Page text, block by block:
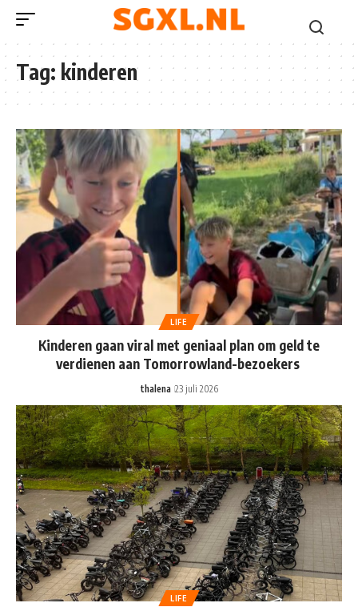
Tag: kinderen
LIFE
Kinderen gaan viral met geniaal plan om geld te
verdienen aan Tomorrowland-bezoekers
thalena 23 juli 2026
LIFE